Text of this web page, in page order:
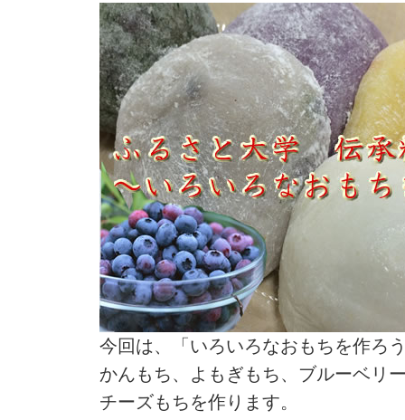
今回は、「いろいろなおもちを作ろ
かんもち、よもぎもち、ブルーベリ
チーズもちを作ります。